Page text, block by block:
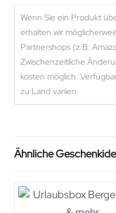
Wenn Sie ein Produkt
erhalten wir
Partnershops (z.B.
Zwischenzeitliche
kosten möglich.
zu Land variien.
Ähnliche